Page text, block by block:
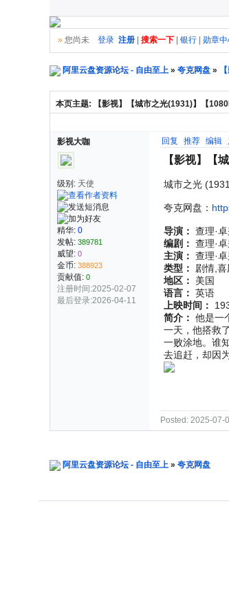
»您尚未 登录 注册| 搜索一下| 银行| 勋章
阿里云盘资源论坛 - 自由至上 » 夸克网盘 »
本页主题: 【影视】【城市之光(1931)】【
影视大咖
级别: 天使
精华: 0
发帖: 389781
威望: 0
金币: 388923
贡献值: 0
注册时间:2025-02-07
最后登录:2026-04-11
回复 推荐 编辑
【影视】
城市之光
夸克网盘：
导演： 查理·
编剧： 查理·
主演： 查理·
类型：
剧情,
地区：
美国
语言： 英语
上映时间：
简介： 他是一
一天，他搭救
一败涂地。谁
去追赶，却因
Posted: 2025-07-
阿里云盘资源论坛 - 自由至上 » 夸克网盘